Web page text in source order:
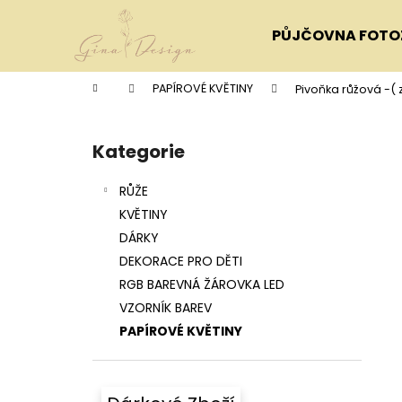
PŮJČOVNA
Domů PAPÍROVÉ KVĚTINY Pivoňka růžová -(
Přeskočit
kategorie
Kategorie
RŮŽE
KVĚTINY
DÁRKY
DEKORACE PRO DĚTI
RGB BAREVNÁ ŽÁROVKA LED
VZORNÍK BAREV
PAPÍROVÉ KVĚTINY
í
Zpět
do
Zpět
do